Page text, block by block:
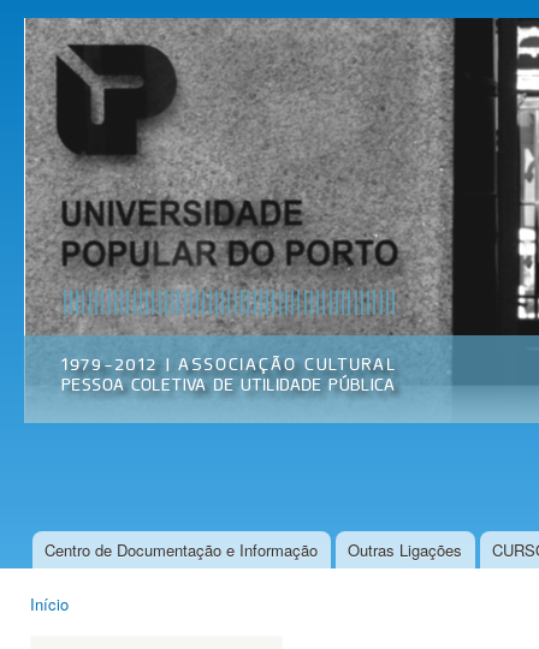
Universidade
Popular do
Porto
Associação
Cultural
Menu principal
Centro de Documentação e Informação Outras Ligações
Início